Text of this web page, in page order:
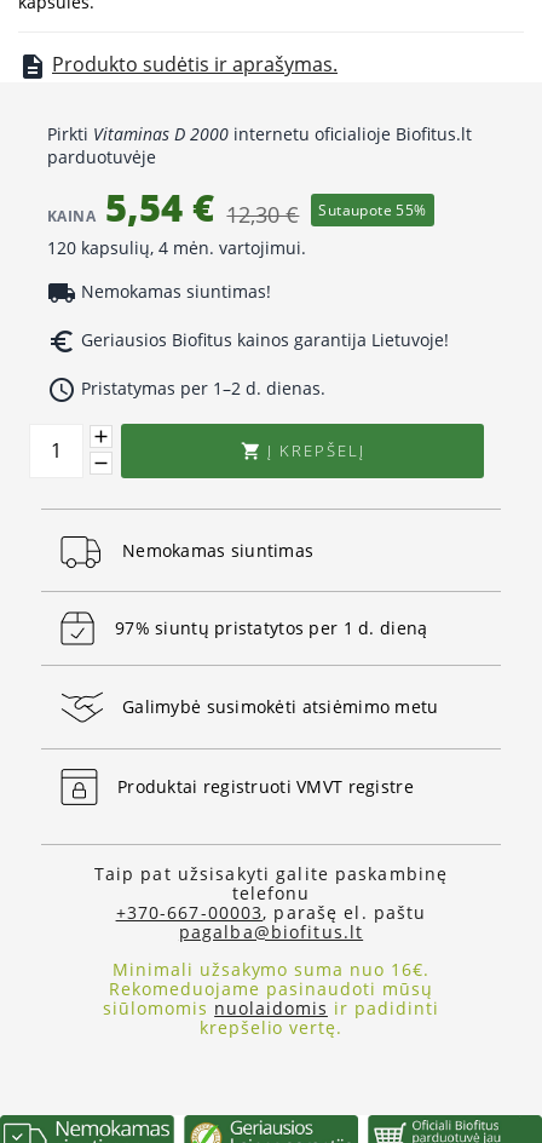
description Produkto sudėtis ir aprašymas.
Pirkti Vitaminas D 2000 internetu oficialioje Biofitus.lt
parduotuvėje
KAINA 5,54 € 12,30 € Sutaupote 55%
120 kapsulių, 4 mėn. vartojimui.
local_shipping Nemokamas siuntimas!
euro_symbol Geriausios Biofitus kainos garantija Lietuvoje!
access_time Pristatymas per 1–2 d. dienas.
 Į KREPŠELĮ
Nemokamas siuntimas
97% siuntų pristatytos per 1 d. dieną
Galimybė susimokėti atsiėmimo metu
Produktai registruoti VMVT registre
Taip pat užsisakyti galite paskambinę
telefonu
+370-667-00003, parašę el. paštu
pagalba@biofitus.lt
Minimali užsakymo suma nuo 16€.
Rekomeduojame pasinaudoti mūsų
siūlomomis nuolaidomis ir padidinti
krepšelio vertę.